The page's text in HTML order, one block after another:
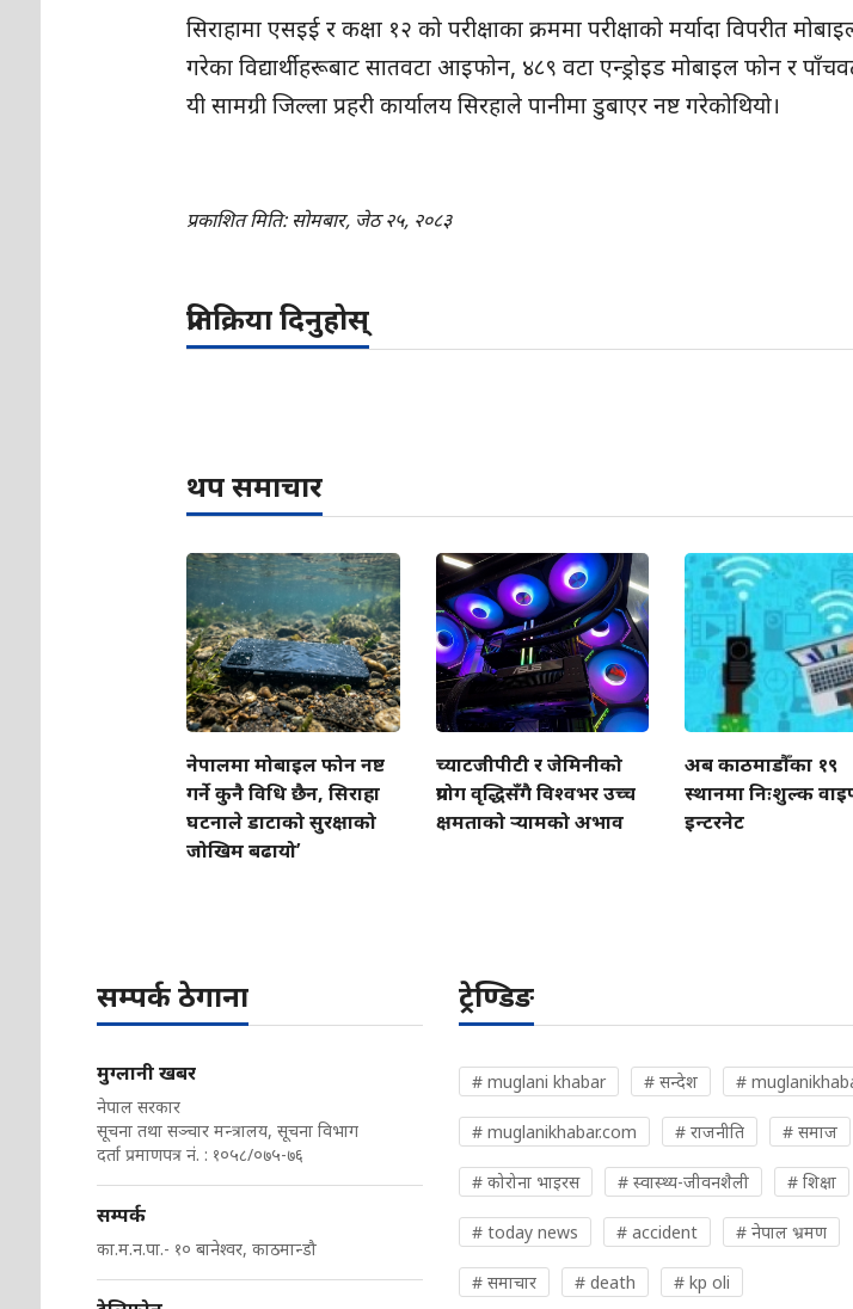
सिराहामा एसइई र कक्षा १२ को परीक्षाका क्रममा परीक्षाको मर्यादा विपरीत
गरेका विद्यार्थीहरूबाट सातवटा आइफोन, ४८९ वटा एन्ड्रोइड मोबाइल फोन र
यी सामग्री जिल्ला प्रहरी कार्यालय सिरहाले पानीमा डुबाएर नष्ट गरेकोथियो।
प्रकाशित मिति: सोमबार, जेठ २५, २०८३
प्रतिक्रिया दिनुहोस्
थप समाचार
नेपालमा मोबाइल फोन नष्ट
गर्ने कुनै विधि छैन, सिराहा
घटनाले डाटाको सुरक्षाको
जोखिम बढायो’
च्याटजीपीटी र जेमिनीको
प्रयोग वृद्धिसँगै विश्वभर उच्च
क्षमताको र्‍यामको अभाव
अब काठमाडौँका १९
स्थानमा निःशुल्क
इन्टरनेट
सम्पर्क ठेगाना
मुग्लानी खबर
नेपाल सरकार
सूचना तथा सञ्चार मन्त्रालय, सूचना विभाग
दर्ता प्रमाणपत्र नं. : १०५८/०७५-७६
सम्पर्क
का.म.न.पा.- १० बानेश्वर, काठमान्डौ
ट्रेण्डिङ
# muglani khabar # सन्देश #
# muglanikhabar.com # राजनीति # समाज
# कोरोना भाइरस # स्वास्थ्य-जीवनशैली # शिक्षा
# today news # accident # नेपाल भ्रमण
# समाचार # death # kp oli